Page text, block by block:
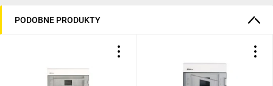
PODOBNE PRODUKTY